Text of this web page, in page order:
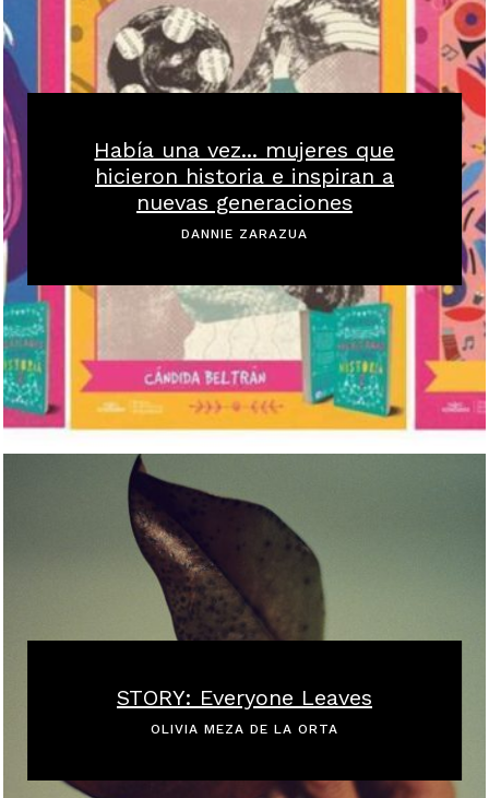
Había una vez... mujeres que
hicieron historia e inspiran a
nuevas generaciones
DANNIE ZARAZUA
STORY: Everyone Leaves
OLIVIA MEZA DE LA ORTA